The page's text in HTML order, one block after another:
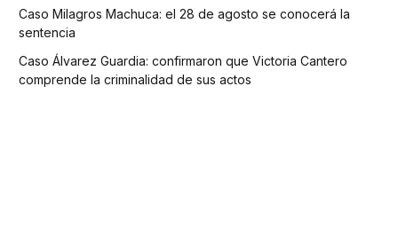
Caso Milagros Machuca: el 28 de agosto se conocerá la
sentencia
Caso Álvarez Guardia: confirmaron que Victoria Cantero
comprende la criminalidad de sus actos